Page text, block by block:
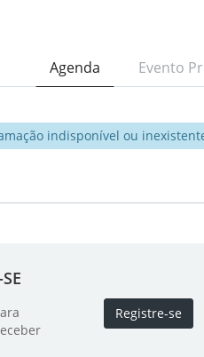
Agenda Evento
indisponível ou
Registre-se